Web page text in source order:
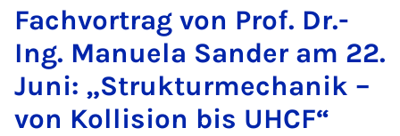
Fach­vor­trag von Prof. Dr.-
Ing. Manuela Sander am 22.
Juni: „Struk­tur­mech­anik –
von Kolli­sion bis UH­CF“